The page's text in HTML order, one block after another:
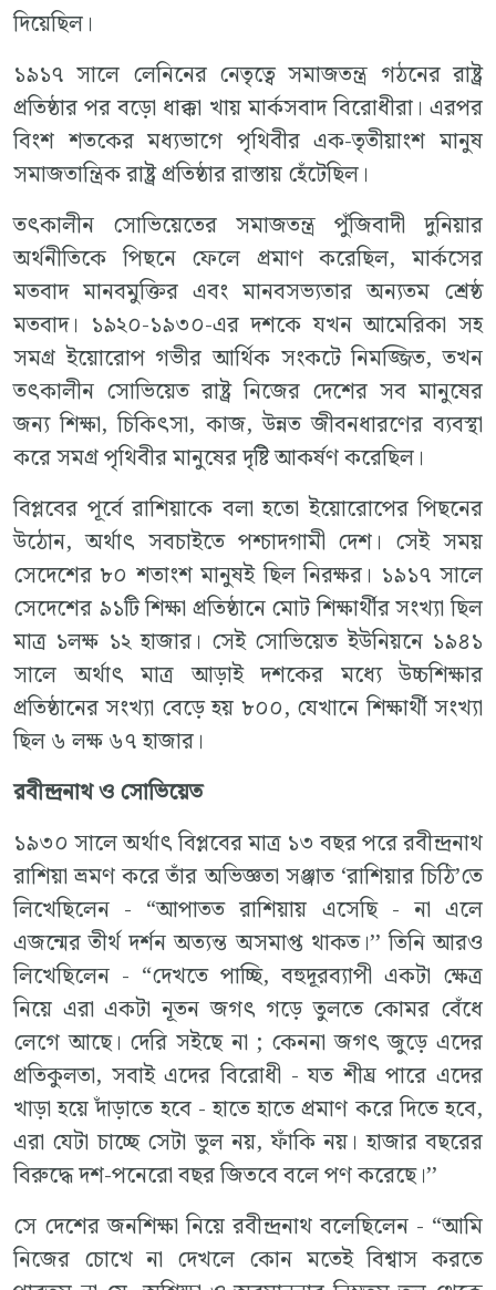
দিয়েছিল।
১৯১৭ সালে লেনিনের নেতৃত্বে সমাজতন্ত্র গঠনের রাষ্ট্র
প্রতিষ্ঠার পর বড়ো ধাক্কা খায় মার্কসবাদ বিরোধীরা। এরপর
বিংশ শতকের মধ্যভাগে পৃথিবীর এক-তৃতীয়াংশ মানুষ
সমাজতান্ত্রিক রাষ্ট্র প্রতিষ্ঠার রাস্তায় হেঁটেছিল।
তৎকালীন সোভিয়েতের সমাজতন্ত্র পুঁজিবাদী দুনিয়ার
অর্থনীতিকে পিছনে ফেলে প্রমাণ করেছিল, মার্কসের
মতবাদ মানবমুক্তির এবং মানবসভ্যতার অন্যতম শ্রেষ্ঠ
মতবাদ। ১৯২০-১৯৩০-এর দশকে যখন আমেরিকা সহ
সমগ্র ইয়োরোপ গভীর আর্থিক সংকটে নিমজ্জিত, তখন
তৎকালীন সোভিয়েত রাষ্ট্র নিজের দেশের সব মানুষের
জন্য শিক্ষা, চিকিৎসা, কাজ, উন্নত জীবনধারণের ব্যবস্থা
করে সমগ্র পৃথিবীর মানুষের দৃষ্টি আকর্ষণ করেছিল।
বিপ্লবের পূর্বে রাশিয়াকে বলা হতো ইয়োরোপের পিছনের
উঠোন, অর্থাৎ সবচাইতে পশ্চাদগামী দেশ। সেই সময়
সেদেশের ৮০ শতাংশ মানুষই ছিল নিরক্ষর। ১৯১৭ সালে
সেদেশের ৯১টি শিক্ষা প্রতিষ্ঠানে মোট শিক্ষার্থীর সংখ্যা ছিল
মাত্র ১লক্ষ ১২ হাজার। সেই সোভিয়েত ইউনিয়নে ১৯৪১
সালে অর্থাৎ মাত্র আড়াই দশকের মধ্যে উচ্চশিক্ষার
প্রতিষ্ঠানের সংখ্যা বেড়ে হয় ৮০০, যেখানে শিক্ষার্থী সংখ্যা
ছিল ৬ লক্ষ ৬৭ হাজার।
রবীন্দ্রনাথ ও সোভিয়েত
১৯৩০ সালে অর্থাৎ বিপ্লবের মাত্র ১৩ বছর পরে রবীন্দ্রনাথ
রাশিয়া ভ্রমণ করে তাঁর অভিজ্ঞতা সঞ্জাত ‘রাশিয়ার চিঠি’তে
লিখেছিলেন - “আপাতত রাশিয়ায় এসেছি - না এলে
এজন্মের তীর্থ দর্শন অত্যন্ত অসমাপ্ত থাকত।’’ তিনি আরও
লিখেছিলেন - “দেখতে পাচ্ছি, বহুদূরব্যাপী একটা ক্ষেত্র
নিয়ে এরা একটা নূতন জগৎ গড়ে তুলতে কোমর বেঁধে
লেগে আছে। দেরি সইছে না ; কেননা জগৎ জুড়ে এদের
প্রতিকুলতা, সবাই এদের বিরোধী - যত শীঘ্র পারে এদের
খাড়া হয়ে দাঁড়াতে হবে - হাতে হাতে প্রমাণ করে দিতে হবে,
এরা যেটা চাচ্ছে সেটা ভুল নয়, ফাঁকি নয়। হাজার বছরের
বিরুদ্ধে দশ-পনেরো বছর জিতবে বলে পণ করেছে।’’
সে দেশের জনশিক্ষা নিয়ে রবীন্দ্রনাথ বলেছিলেন - “আমি
নিজের চোখে না দেখলে কোন মতেই বিশ্বাস করতে